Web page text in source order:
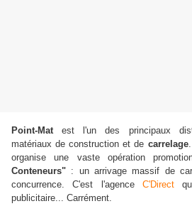
Point-Matest l'un des principaux
matériaux de construction et de carrelage
organise une vaste opération
Conteneurs" : un arrivage massif de
concurrence. C'est l'agence C'Directqui
publicitaire... Carrément.